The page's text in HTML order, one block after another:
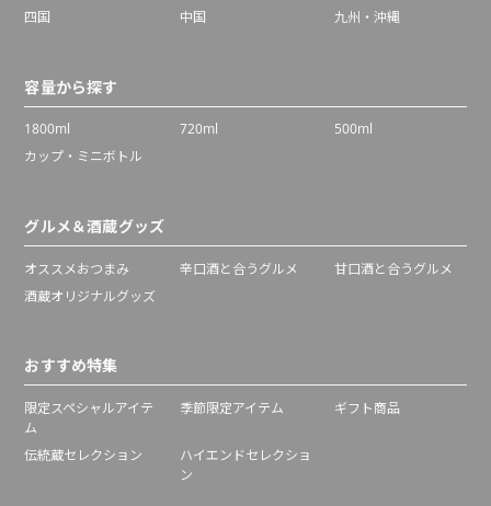
四国
中国 九州・沖縄
容量から探す
1800ml 720ml
500ml
カップ・ミニボトル
グルメ＆酒蔵グッズ
オススメおつまみ 辛口酒と合うグルメ
甘口酒と合うグルメ
酒蔵オリジナルグッズ
おすすめ特集
限定スペシャルアイテ
ム
季節限定アイテム ギフト商品
伝統蔵セレクション
ハイエンドセレクショ
ン